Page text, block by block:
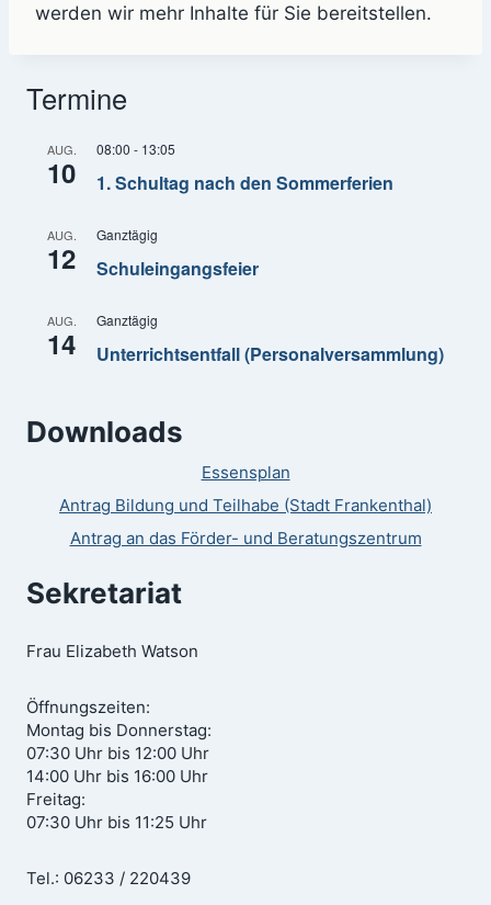
werden wir mehr Inhalte für Sie bereitstellen.
Termine
AUG.
10
08:00 - 13:05
1. Schultag nach den Sommerferien
AUG.
12
Ganztägig
Schuleingangsfeier
AUG.
14
Ganztägig
Unterrichtsentfall (Personalversammlung)
Downloads
Essensplan
Antrag Bildung und Teilhabe (Stadt Frankenthal)
Antrag an das Förder- und Beratungszentrum
Sekretariat
Frau Elizabeth Watson
Öffnungszeiten:
Montag bis Donnerstag:
07:30 Uhr bis 12:00 Uhr
14:00 Uhr bis 16:00 Uhr
Freitag:
07:30 Uhr bis 11:25 Uhr
Tel.: 06233 / 220439